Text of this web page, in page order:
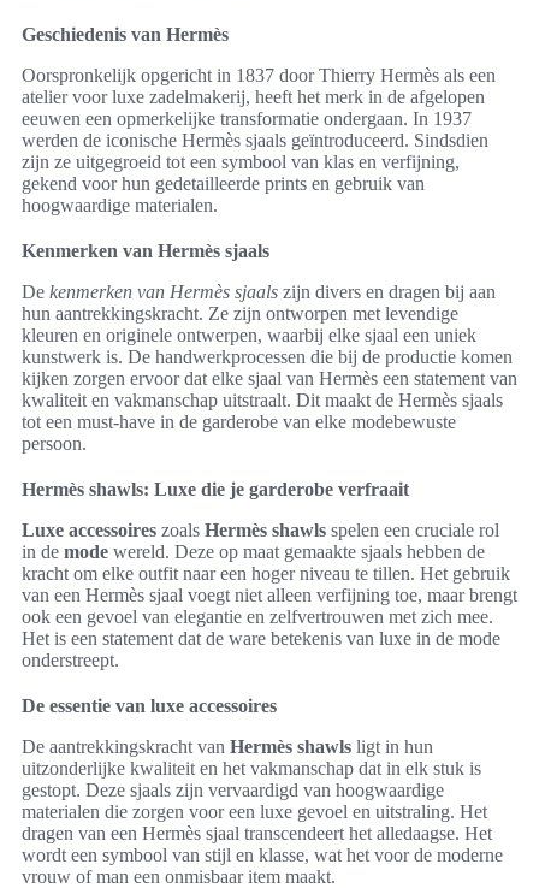
Geschiedenis van Hermès
Oorspronkelijk opgericht in 1837 door Thierry Hermès als een
atelier voor luxe zadelmakerij, heeft het merk in de afgelopen
eeuwen een opmerkelijke transformatie ondergaan. In 1937
werden de iconische Hermès sjaals geïntroduceerd. Sindsdien
zijn ze uitgegroeid tot een symbool van klas en verfijning,
gekend voor hun gedetailleerde prints en gebruik van
hoogwaardige materialen.
Kenmerken van Hermès sjaals
De kenmerken van Hermès sjaals zijn divers en dragen bij aan
hun aantrekkingskracht. Ze zijn ontworpen met levendige
kleuren en originele ontwerpen, waarbij elke sjaal een uniek
kunstwerk is. De handwerkprocessen die bij de productie komen
kijken zorgen ervoor dat elke sjaal van Hermès een statement van
kwaliteit en vakmanschap uitstraalt. Dit maakt de Hermès sjaals
tot een must-have in de garderobe van elke modebewuste
persoon.
Hermès shawls: Luxe die je garderobe verfraait
Luxe accessoires zoals Hermès shawls spelen een cruciale rol
in de mode wereld. Deze op maat gemaakte sjaals hebben de
kracht om elke outfit naar een hoger niveau te tillen. Het gebruik
van een Hermès sjaal voegt niet alleen verfijning toe, maar brengt
ook een gevoel van elegantie en zelfvertrouwen met zich mee.
Het is een statement dat de ware betekenis van luxe in de mode
onderstreept.
De essentie van luxe accessoires
De aantrekkingskracht van Hermès shawls ligt in hun
uitzonderlijke kwaliteit en het vakmanschap dat in elk stuk is
gestopt. Deze sjaals zijn vervaardigd van hoogwaardige
materialen die zorgen voor een luxe gevoel en uitstraling. Het
dragen van een Hermès sjaal transcendeert het alledaagse. Het
wordt een symbool van stijl en klasse, wat het voor de moderne
vrouw of man een onmisbaar item maakt.